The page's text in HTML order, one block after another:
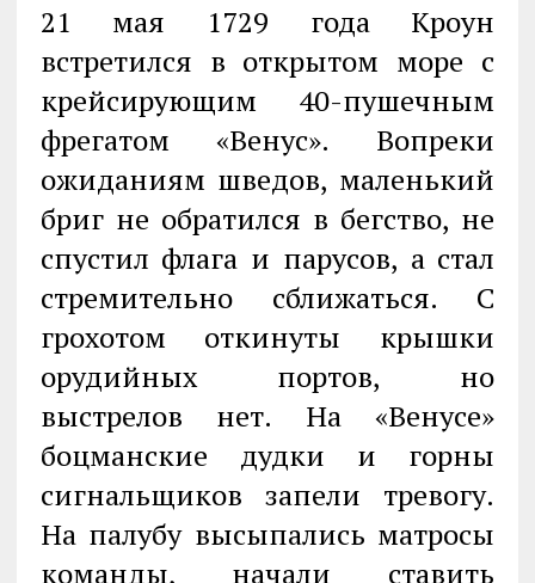
21 мая 1729 года Кроун
встретился в открытом море с
крейсирующим 40-пушечным
фрегатом «Венус». Вопреки
ожиданиям шведов, маленький
бриг не обратился в бегство, не
спустил флага и парусов, а стал
стремительно сближаться. С
грохотом откинуты крышки
орудийных портов, но
выстрелов нет. На «Венусе»
боцманские дудки и горны
сигнальщиков запели тревогу.
На палубу высыпались матросы
команды, начали ставить